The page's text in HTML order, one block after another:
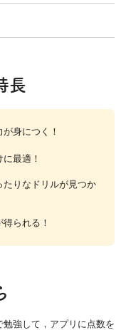
長
身につく！
最適！
たりなドリルが見つか
られる！
強して，アプリに点数を